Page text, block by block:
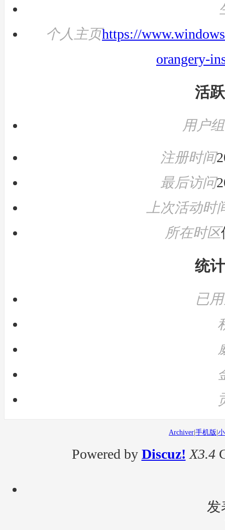
个人主页https://
orangery-
活
用户
注册时间
最后访问
上次活动时
所在时区
统
已
Archiver 手机版
Powered by Discuz! X3.4
发